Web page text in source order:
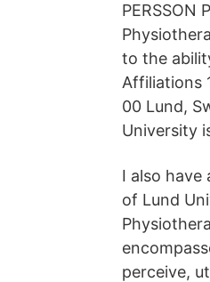
PERSSON
to the
Affiliations
00 Lund,
University
I also have
of Lund
perceive,